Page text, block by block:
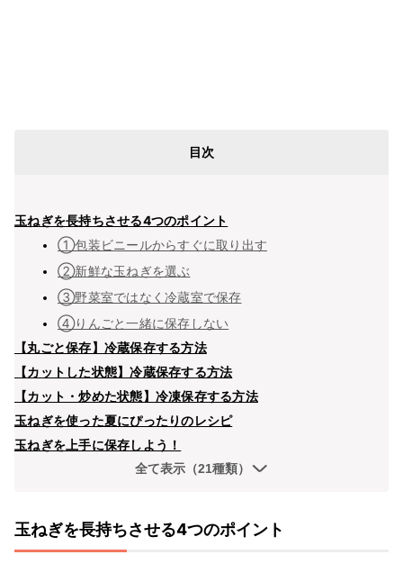
目次
玉ねぎを長持ちさせる4つのポイント
①包装ビニールからすぐに取り出す
②新鮮な玉ねぎを選ぶ
③野菜室ではなく冷蔵室で保存
④りんごと一緒に保存しない
【丸ごと保存】冷蔵保存する方法
【カットした状態】冷蔵保存する方法
【カット・炒めた状態】冷凍保存する方法
玉ねぎを使った夏にぴったりのレシピ
玉ねぎを上手に保存しよう！
全て表示（21種類）
玉ねぎを長持ちさせる4つのポイント